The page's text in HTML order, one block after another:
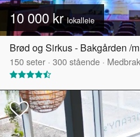
10 000 kr lokalleie
Brød og Sirkus - Bakgården /
150seter · 300stående ·